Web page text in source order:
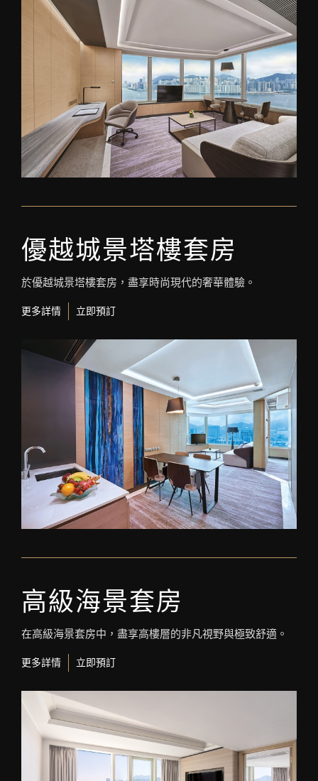
優越城景塔樓套房
於優越城景塔樓套房，盡享時尚現代的奢華體驗。
更多詳情 立即預訂
高級海景套房
在高級海景套房中，盡享高樓層的非凡視野與極致舒適。
更多詳情 立即預訂